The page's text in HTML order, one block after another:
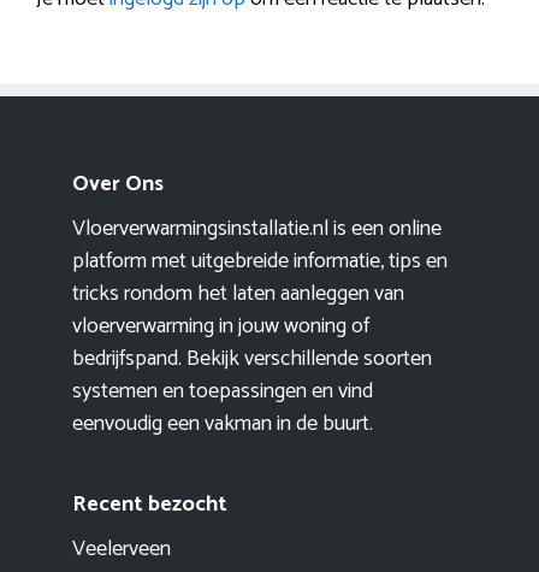
Over Ons
Vloerverwarmingsinstallatie.nl is een online
platform met uitgebreide informatie, tips en
tricks rondom het laten aanleggen van
vloerverwarming in jouw woning of
bedrijfspand. Bekijk verschillende soorten
systemen en toepassingen en vind
eenvoudig een vakman in de buurt.
Recent bezocht
Veelerveen